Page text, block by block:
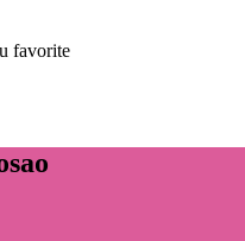
favorite